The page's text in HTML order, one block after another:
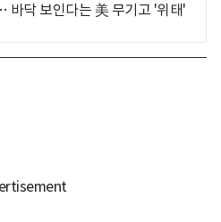
바닥 보인다는 美 무기고 '위태'